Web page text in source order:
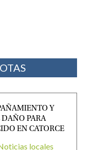
Y
PARA
EN CATORCE
locales